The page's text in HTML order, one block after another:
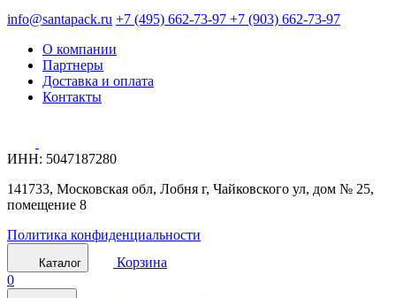
info@santapack.ru +7 (495) 662-73-97 +7 (903) 662-73-97
О компании
Партнеры
Доставка и оплата
Контакты
ИНН: 5047187280
141733, Московская обл, Лобня г, Чайковского ул, дом № 25,
помещение 8
Политика конфиденциальности
Каталог
Корзина
0